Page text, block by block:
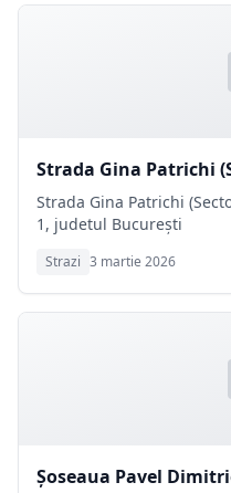
Strada Gina Patrichi
Strada Gina Patrichi
1, judetul București
Strazi 3 martie 2026
Șoseaua Pavel